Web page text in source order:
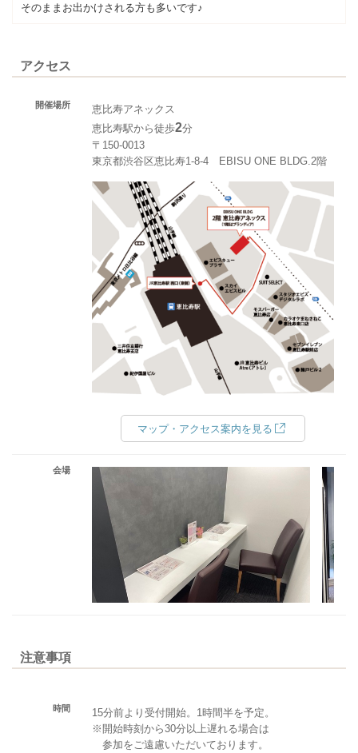
そのままお出かけされる方も多いです♪
アクセス
開催場所
恵比寿アネックス
恵比寿駅から徒歩2分
〒150-0013
東京都渋谷区恵比寿1-8-4 EBISU ONE BLDG.2階
マップ・アクセス案内を見る
会場
注意事項
時間
15分前より受付開始。1時間半を予定。
※開始時刻から30分以上遅れる場合は
参加をご遠慮いただいております。